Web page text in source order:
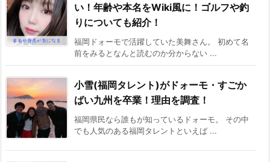
い！年齢や本名をWiki風に！ゴルフや釣
りについても紹介！
福岡ドォーモで活躍していた美舞さん。 初めて名
前をみるとなんと読むのか分からない ...
小雪(福岡タレント)がドォーモ・すごか
ばい九州を卒業！理由を調査！
福岡県民なら誰もが知っているドォーモ。 その中
でも人気のある福岡タレントといえば ...